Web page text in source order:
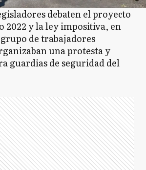
debaten el proyecto
2022 y la ley impositiva, en
de trabajadores
una protesta y
guardias de seguridad del